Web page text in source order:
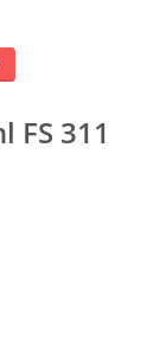
FS 311